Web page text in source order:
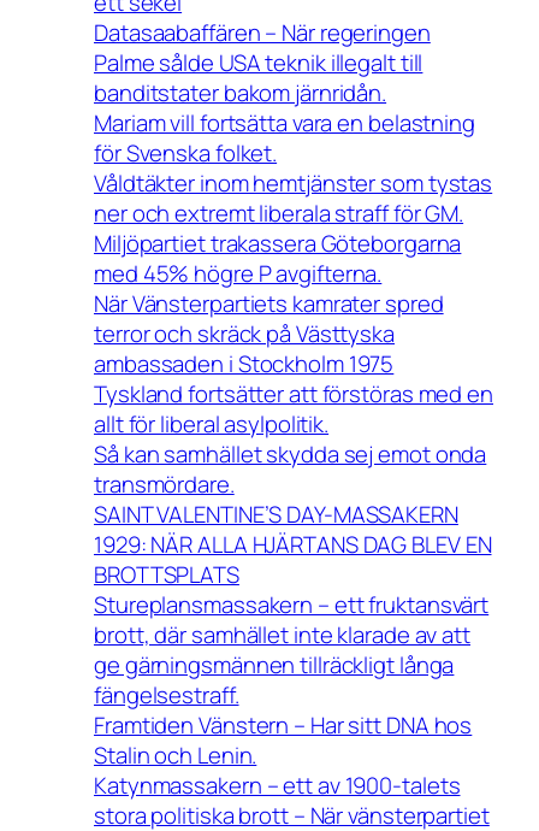
Datasaabaffären – När regeringen
Palme sålde USA teknik illegalt till
banditstater bakom järnridån.
Mariam vill fortsätta vara en belastning
för Svenska folket.
Våldtäkter inom hemtjänster som tystas
ner och extremt liberala straff för GM.
Miljöpartiet trakassera Göteborgarna
med 45% högre P avgifterna.
När Vänsterpartiets kamrater spred
terror och skräck på Västtyska
ambassaden i Stockholm 1975
Tyskland fortsätter att förstöras med en
allt för liberal asylpolitik.
Så kan samhället skydda sej emot onda
transmördare.
SAINT VALENTINE’S DAY-MASSAKERN
1929: NÄR ALLA HJÄRTANS DAG BLEV EN
BROTTSPLATS
Stureplansmassakern – ett fruktansvärt
brott, där samhället inte klarade av att
ge gärningsmännen tillräckligt långa
fängelsestraff.
Framtiden Vänstern – Har sitt DNA hos
Stalin och Lenin.
Katynmassakern – ett av 1900-talets
stora politiska brott – När vänsterpartiet